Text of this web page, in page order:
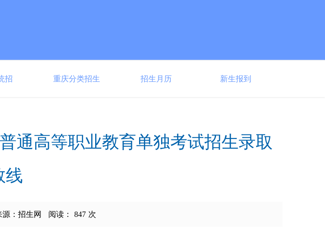
招 重庆分类招生 招生月历 新生报到
通高等职业教育单独考试招生录取
线
源：招生网 阅读： 847 次